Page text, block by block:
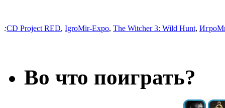
:CD Project RED, IgroMir-Expo, The Witcher 3: Wild Hunt,
Во что поиграть?